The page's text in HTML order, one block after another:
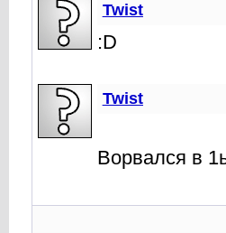
Twist
:D
Twist
Ворвался в